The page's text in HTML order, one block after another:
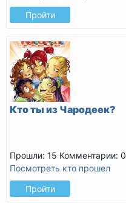
Пройти
Кто ты из Чародеек?
Прошли: 15 Комментарии: 0
Посмотреть кто прошел
Пройти